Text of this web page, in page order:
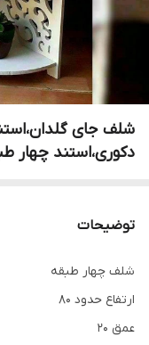
شلف جای
دکوری،استند چهار
توضیحات
شلف چهار طبقه
ارتفاع حدود ۸۰
عمق ۲۰